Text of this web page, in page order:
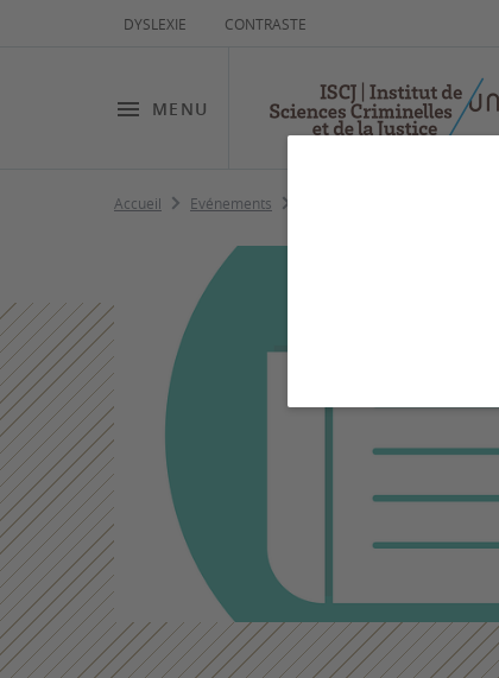
DYSLEXIE CONTRASTE
MENU
Accueil Evénements